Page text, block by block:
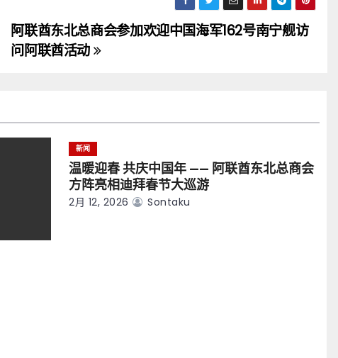
阿联酋东北总商会参加欢迎中国海军162号南宁舰访
问阿联酋活动
新闻
温暖迎春 共庆中国年 —— 阿联酋东北总商会
方阵亮相迪拜春节大巡游
2月 12, 2026 Sontaku